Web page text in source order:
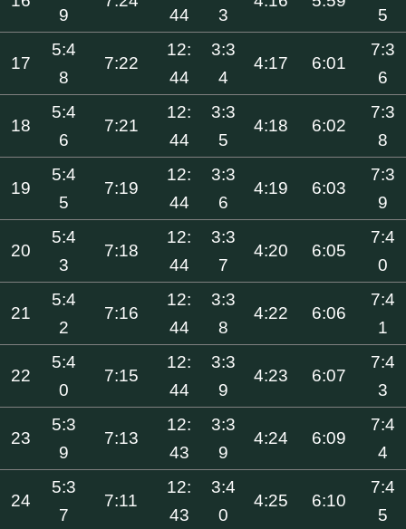
9 44 3 5
17
5:4
8
7:22
12:
44
3:3
4
4:17 6:01
7:3
6
18
5:4
6
7:21
12:
44
3:3
5
4:18 6:02
7:3
8
19
5:4
5
7:19
12:
44
3:3
6
4:19 6:03
7:3
9
20
5:4
3
7:18
12:
44
3:3
7
4:20 6:05
7:4
0
21
5:4
2
7:16
12:
44
3:3
8
4:22 6:06
7:4
1
22
5:4
0
7:15
12:
44
3:3
9
4:23 6:07
7:4
3
23
5:3
9
7:13
12:
43
3:3
9
4:24 6:09
7:4
4
24
5:3
7
7:11
12:
43
3:4
0
4:25 6:10
7:4
5